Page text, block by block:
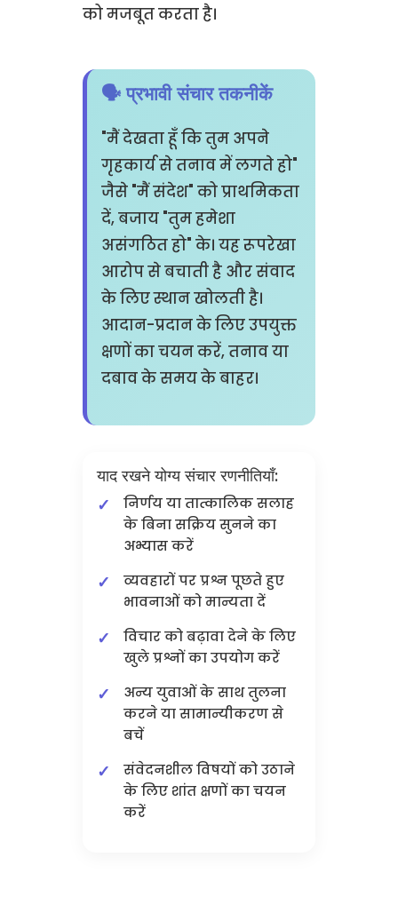
को मजबूत करता है।
🗣️ प्रभावी संचार तकनीकें
"मैं देखता हूँ कि तुम अपने
गृहकार्य से तनाव में लगते हो"
जैसे "मैं संदेश" को प्राथमिकता
दें, बजाय "तुम हमेशा
असंगठित हो" के। यह रूपरेखा
आरोप से बचाती है और संवाद
के लिए स्थान खोलती है।
आदान-प्रदान के लिए उपयुक्त
क्षणों का चयन करें, तनाव या
दबाव के समय के बाहर।
याद रखने योग्य संचार रणनीतियाँ:
निर्णय या तात्कालिक सलाह
के बिना सक्रिय सुनने का
अभ्यास करें
व्यवहारों पर प्रश्न पूछते हुए
भावनाओं को मान्यता दें
विचार को बढ़ावा देने के लिए
खुले प्रश्नों का उपयोग करें
अन्य युवाओं के साथ तुलना
करने या सामान्यीकरण से
बचें
संवेदनशील विषयों को उठाने
के लिए शांत क्षणों का चयन
करें